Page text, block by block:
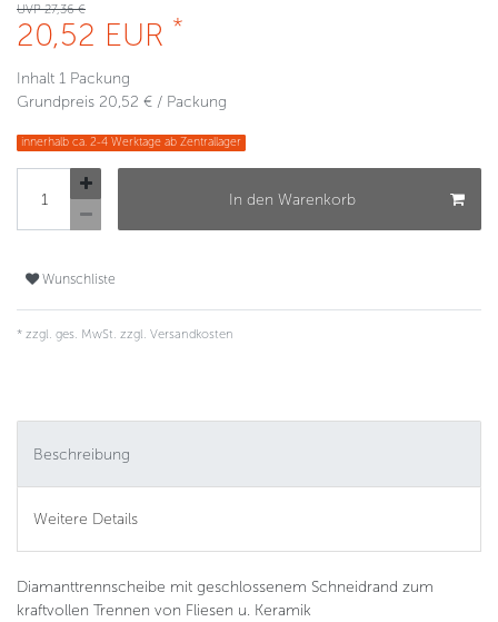
UVP 27,36 €
20,52 EUR *
Inhalt 1 Packung
Grundpreis 20,52 € / Packung
innerhalb ca. 2-4 Werktage ab Zentrallager
In den Warenkorb
Wunschliste
* zzgl. ges. MwSt. zzgl. Versandkosten
Beschreibung
Weitere Details
Diamanttrennscheibe mit geschlossenem Schneidrand zum
kraftvollen Trennen von Fliesen u. Keramik